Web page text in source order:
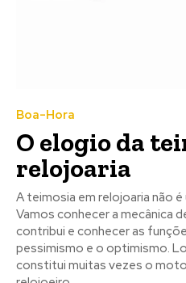
Boa-Hora
O elogio da
relojoaria
A teimosia em relojoaria não
Vamos conhecer a mecânica
contribui e conhecer as
pessimismo e o optimismo.
constitui muitas vezes o